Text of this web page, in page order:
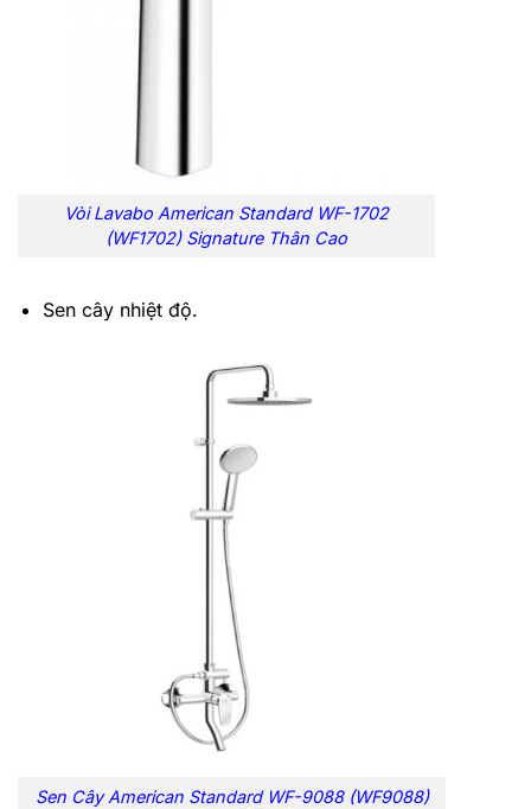
Vòi Lavabo American Standard WF-1702
(WF1702) Signature Thân Cao
Sen cây nhiệt độ.
Sen Cây American Standard WF-9088 (WF9088)